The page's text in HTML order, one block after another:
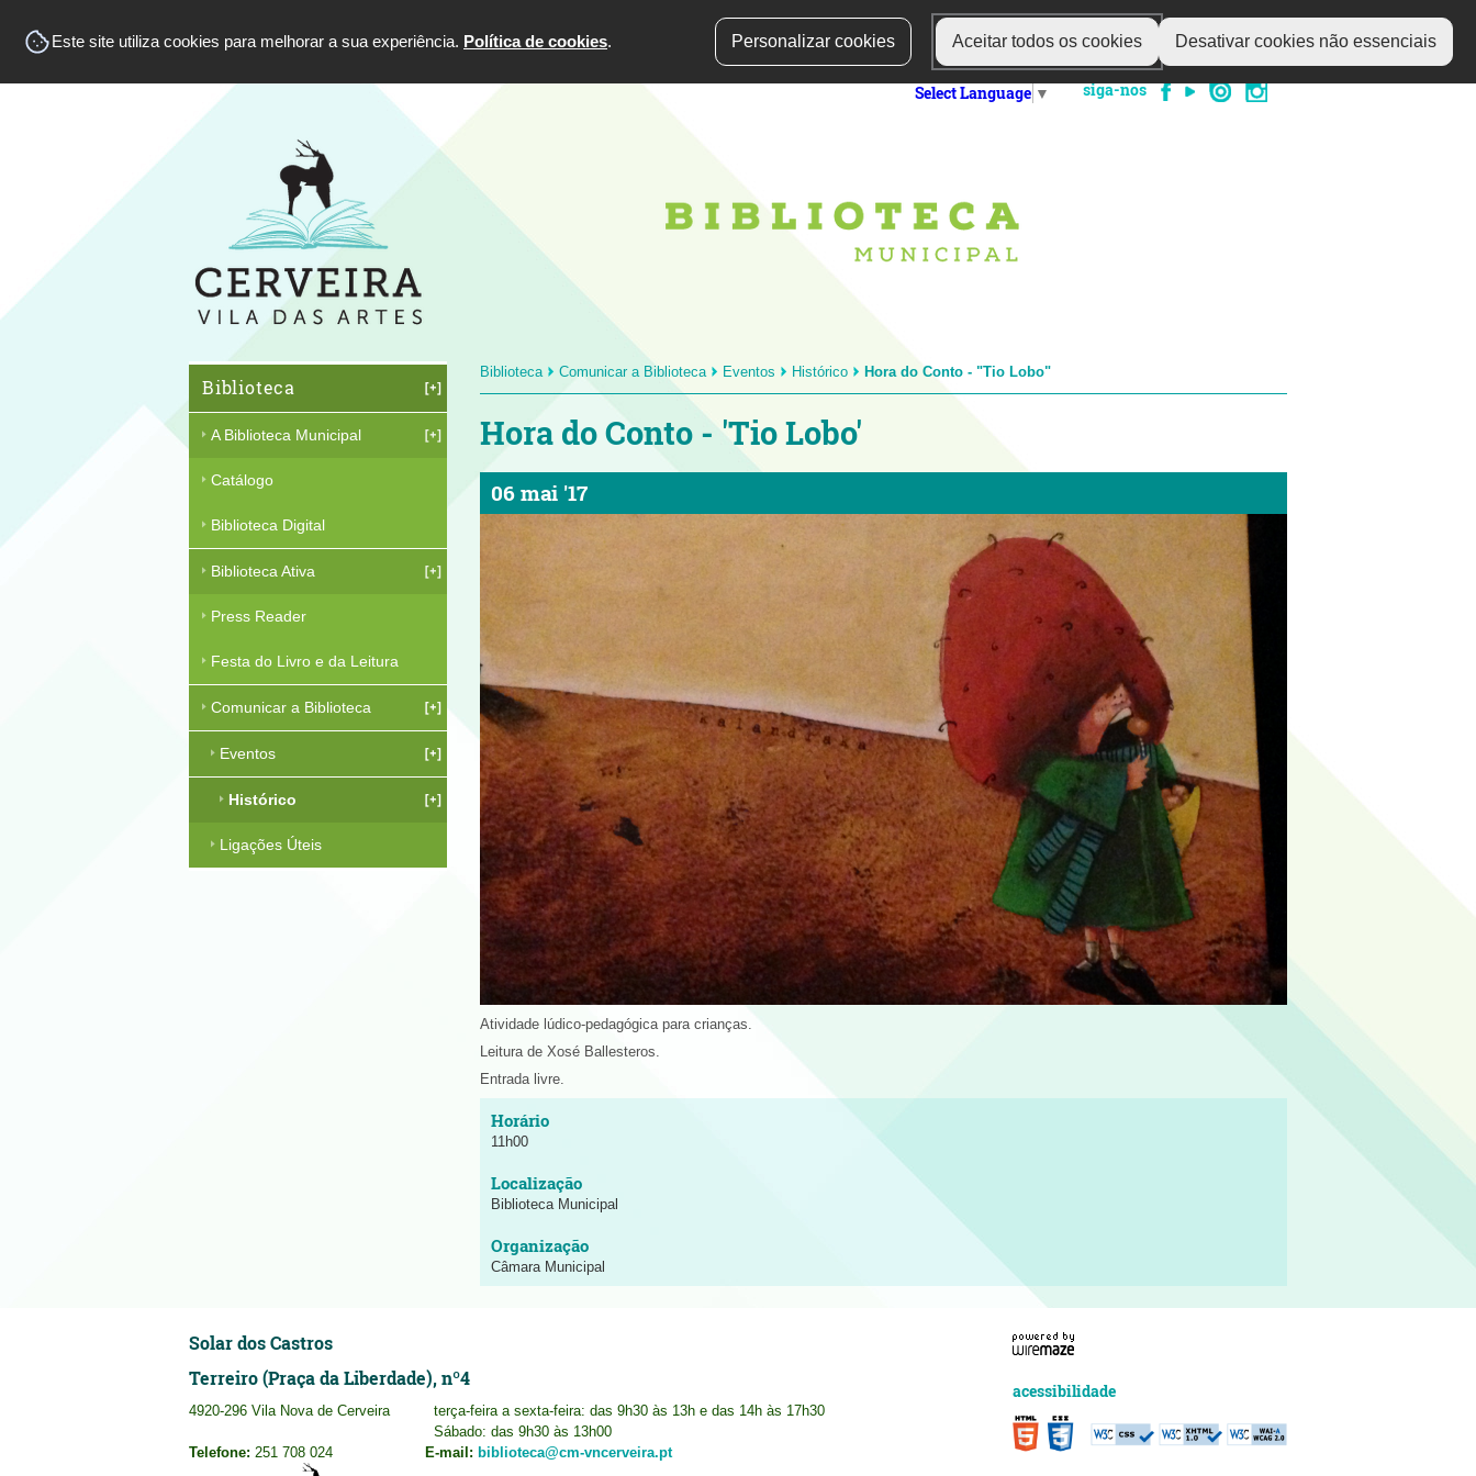
Este site utiliza cookies para melhorar a sua experiência. Política de cookies. Personalizar cookies Aceitar todos os cookies Desativar cookies não essenciais
Select Language ▼ siga-nos
Biblioteca
A Biblioteca Municipal
Catálogo
Biblioteca Digital
Biblioteca Ativa
Press Reader
Festa do Livro e da Leitura
Comunicar a Biblioteca
Eventos
Histórico
Ligações Úteis
Biblioteca Comunicar a Biblioteca Eventos Histórico Hora do Conto - "Tio Lobo"
Hora do Conto - 'Tio Lobo'
06 mai '17
Atividade lúdico-pedagógica para crianças.
Leitura de Xosé Ballesteros.
Entrada livre.
11h00
Biblioteca Municipal
Câmara Municipal
Solar dos Castros
Terreiro (Praça da Liberdade), nº4
4920-296 Vila Nova de Cerveira
terça-feira a sexta-feira: das 9h30 às 13h e das 14h às 17h30
Sábado: das 9h30 às 13h00
Telefone: 251 708 024 E-mail: biblioteca@cm-vncerveira.pt
acessibilidade